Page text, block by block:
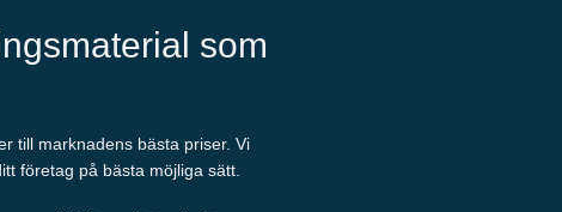
som
till marknadens bästa priser. Vi
företag på bästa möjliga sätt.